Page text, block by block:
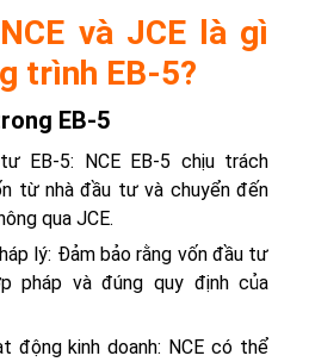
và JCE là gì
trình EB-5?
EB-5
EB-5: NCE EB-5 chịu trách
từ nhà đầu tư và chuyển đến
qua JCE.
lý: Đảm bảo rằng vốn đầu tư
pháp và đúng quy định của
động kinh doanh: NCE có thể